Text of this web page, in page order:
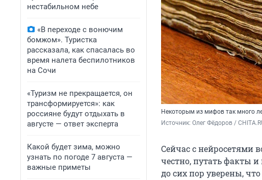
нестабильном небе
«В переходе с вонючим
бомжом». Туристка
рассказала, как спасалась во
время налета беспилотников
на Сочи
«Туризм не прекращается, он
трансформируется»: как
россияне будут отдыхать в
августе — ответ эксперта
Какой будет зима, можно
узнать по погоде 7 августа —
важные приметы
Некоторым из мифов так много
Источник: Олег Фёдоров /
Сейчас с нейросетями
честно, путать факты
до сих пор уверены,